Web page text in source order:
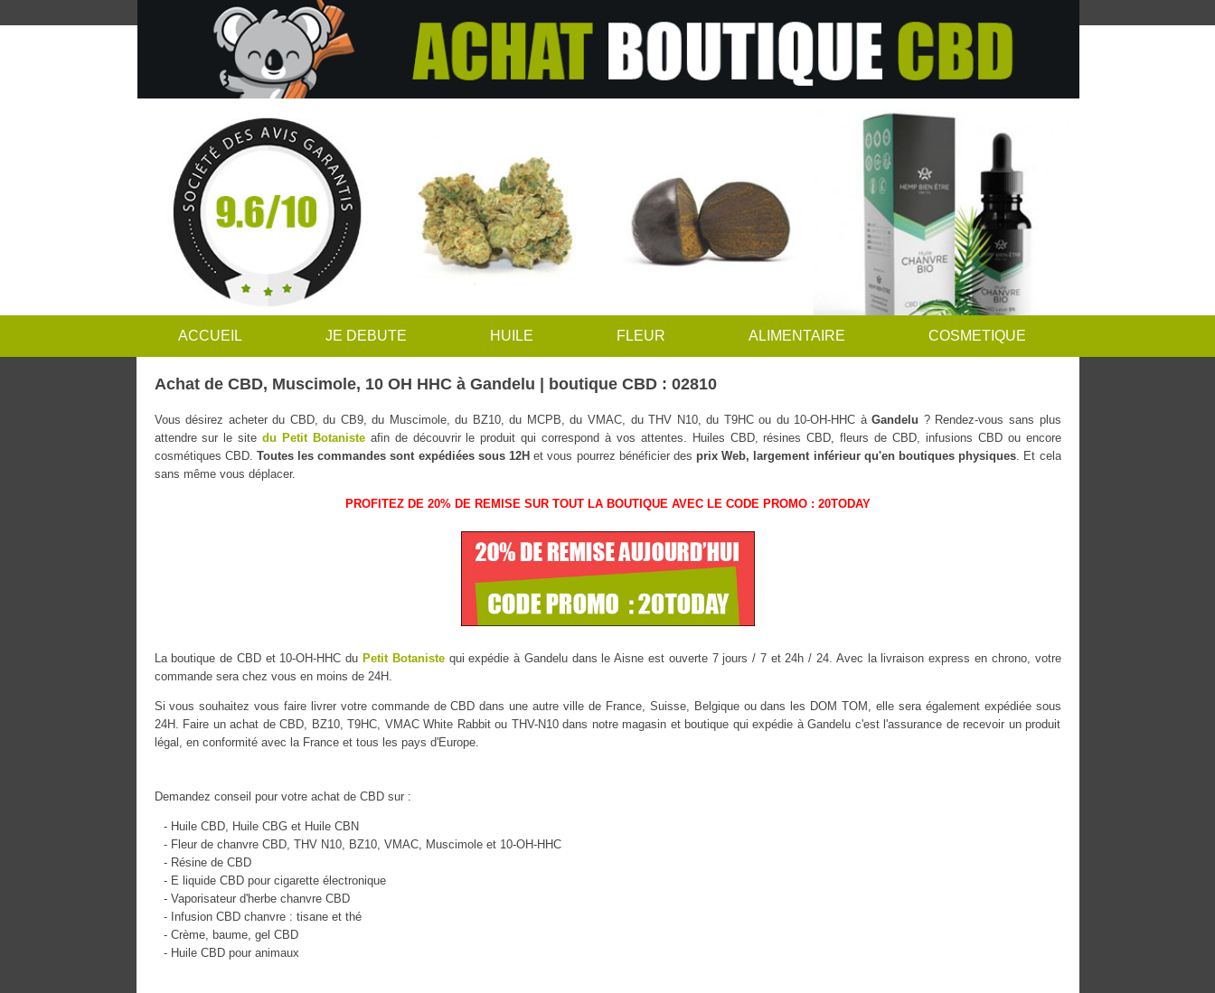
ACCUEIL JE DEBUTE HUILE FLEUR ALIMENTAIRE COSMETIQUE
Achat de CBD, Muscimole, 10 OH HHC à Gandelu | boutique CBD : 02810
Vous désirez acheter du CBD, du CB9, du Muscimole, du BZ10, du MCPB, du VMAC, du THV N10, du T9HC ou du 10-OH-HHC àGandelu ? Rendez-vous sans plus
attendre sur le sitedu Petit Botanisteafin de découvrir le produit qui correspond à vos attentes. Huiles CBD, résines CBD, fleurs de CBD, infusions CBD ou encore
cosmétiques CBD. Toutes les commandes sont expédiées sous 12Het vous pourrez bénéficier des prix Web, largement inférieur qu'en boutiques physiques . Et cela
sans même vous déplacer.
PROFITEZ DE 20% DE REMISE SUR TOUT LA BOUTIQUE AVEC LE CODE PROMO : 20TODAY
La boutique de CBD et 10-OH-HHC du Petit Botanistequi expédie à Gandelu dans le Aisne est ouverte 7 jours / 7 et 24h / 24. Avec la livraison express en chrono, votre
commande sera chez vous en moins de 24H.
Si vous souhaitez vous faire livrer votre commande de CBD dans une autre ville de France, Suisse, Belgique ou dans les DOM TOM, elle sera également expédiée sous
24H. Faire un achat de CBD, BZ10, T9HC, VMAC White Rabbit ou THV-N10 dans notre magasin et boutique qui expédie à Gandelu c'est l'assurance de recevoir un produit
légal, en conformité avec la France et tous les pays d'Europe.
Demandez conseil pour votre achat de CBD sur :
- Huile CBD, Huile CBG et Huile CBN
- Fleur de chanvre CBD, THV N10, BZ10, VMAC, Muscimole et 10-OH-HHC
- Résine de CBD
- E liquide CBD pour cigarette électronique
- Vaporisateur d'herbe chanvre CBD
- Infusion CBD chanvre : tisane et thé
- Crème, baume, gel CBD
- Huile CBD pour animaux